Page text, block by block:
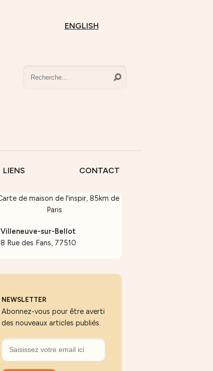
ENGLISH
LIENS CONTACT
Villeneuve-sur-Bellot
8 Rue des Fans, 77510
NEWSLETTER
Abonnez-vous pour être averti
des nouveaux articles publiés.